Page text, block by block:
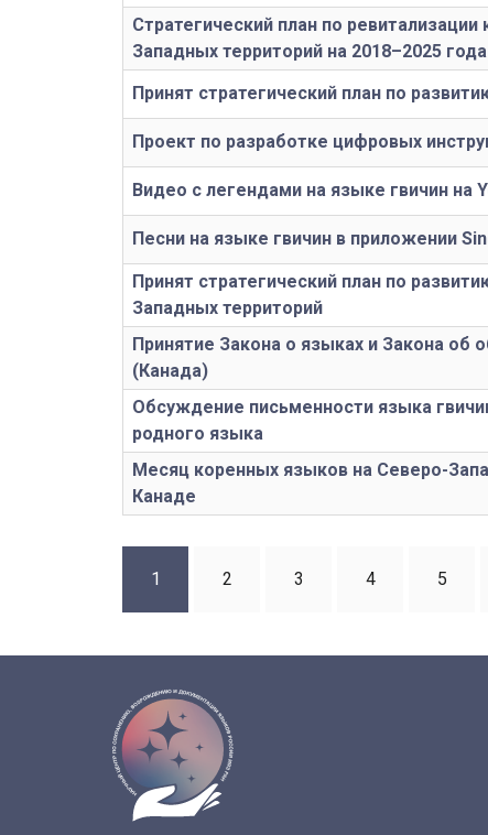
Стратегический план по
Западных территорий на 2018–2025 года
Принят стратегический план по
Проект по разработке цифровых
Видео с легендами на языке гвичин на
Песни на языке гвичин в приложении
Принят стратегический план по
Западных территорий
Принятие Закона о языках и Закона об
(Канада)
Обсуждение письменности языка
родного языка
Месяц коренных языков на Северо-
Канаде
Нумерация
Страница
1 Страница
2 Страница
3 Страница
4 5